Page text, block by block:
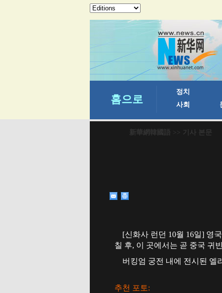
新華網韓國語 >> 기사 본문
[신화사 런던 10월 16일] 영
칠 후, 이 곳에서는 곧 중국 귀
버킹엄 궁전 내에 전시된 엘
추천 포토: